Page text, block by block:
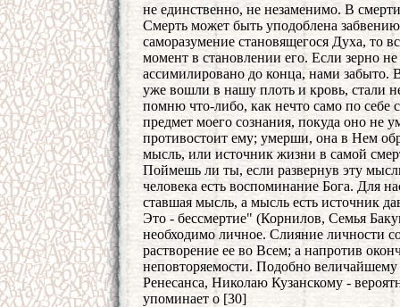
не единственно, не незаменимо. В
Смерть может быть уподоблена
саморазумение становящегося Духа, то
момент в становлении его. Если зерно
ассимилировано до конца, нами
уже вошли в нашу плоть и кровь, стали
помню что-либо, как нечто само по
предмет моего сознания, покуда оно не
противостоит ему; умерши, она в Нем
мысль, или источник жизни в самой
Поймешь ли ты, если развернув эту
человека есть воспоминание Бога. Для
ставшая мысль, а мысль есть источник
Это - бессмертие" (Корнилов, Семья
необходимо личное. Слияние личности
растворение ее во Всем; а напротив
неповторяемости. Подобно
Ренесанса, Николаю Кузанскому -
упоминает о [30]